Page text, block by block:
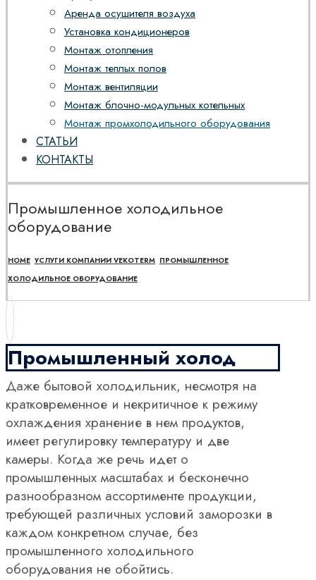
Аренда осушителя воздуха
Установка кондиционеров
Монтаж отопления
Монтаж теплых полов
Монтаж вентиляции
Монтаж блочно-модульных котельных
Монтаж промхолодильного оборудования
СТАТЬИ
КОНТАКТЫ
Промышленное холодильное
оборудование
HOME УСЛУГИ КОМПАНИИ VEKOTERM ПРОМЫШЛЕННОЕ
ХОЛОДИЛЬНОЕ ОБОРУДОВАНИЕ
Промышленный холод
Даже бытовой холодильник, несмотря на
кратковременное и некритичное к режиму
охлаждения хранение в нем продуктов,
имеет регулировку температуру и две
камеры. Когда же речь идет о
промышленных масштабах и бесконечно
разнообразном ассортименте продукции,
требующей различных условий заморозки в
каждом конкретном случае, без
промышленного холодильного
оборудования не обойтись.